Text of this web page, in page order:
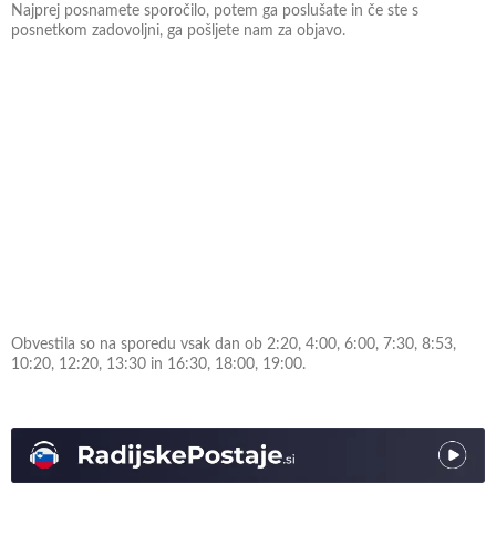
Najprej posnamete sporočilo, potem ga poslušate in če ste s
posnetkom zadovoljni, ga pošljete nam za objavo.
Obvestila so na sporedu vsak dan ob 2:20, 4:00, 6:00, 7:30, 8:53,
10:20, 12:20, 13:30 in 16:30, 18:00, 19:00.